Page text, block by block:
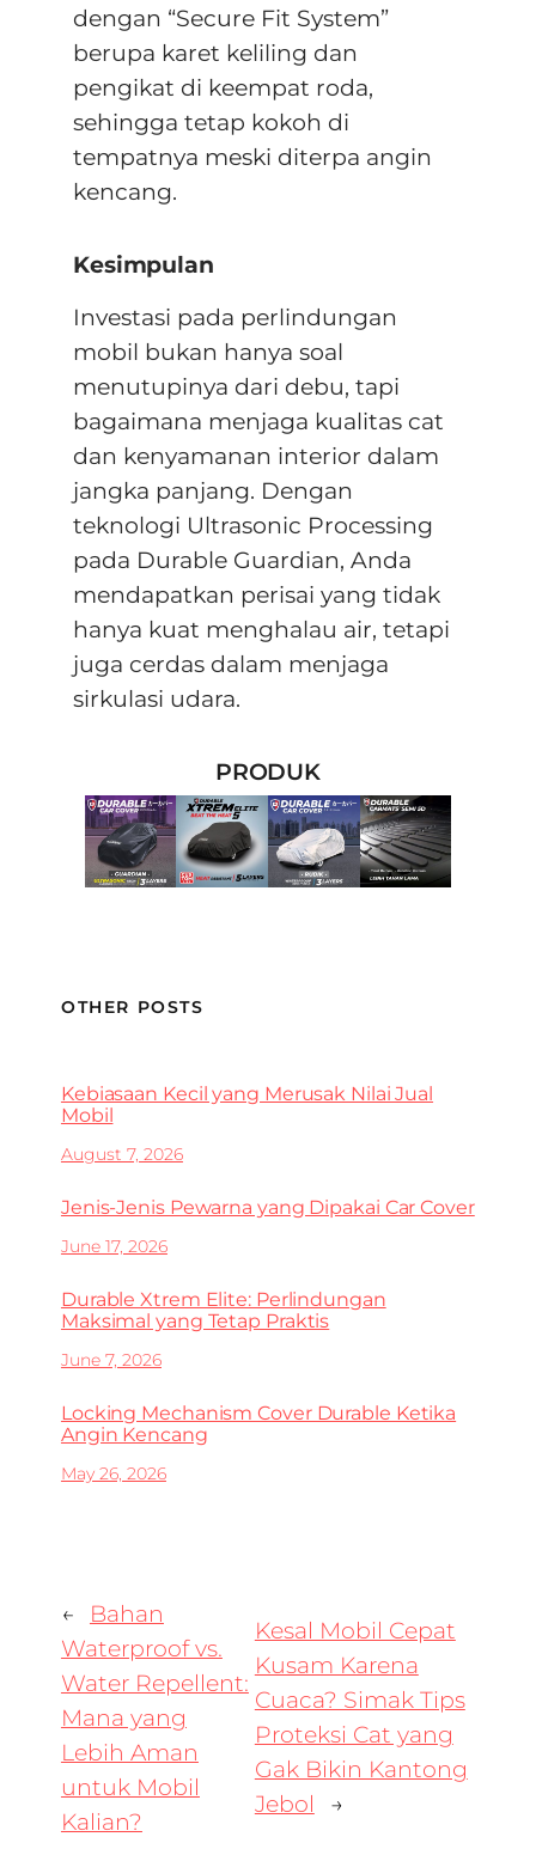
dengan “Secure Fit System”
berupa karet keliling dan
pengikat di keempat roda,
sehingga tetap kokoh di
tempatnya meski diterpa angin
kencang.
Kesimpulan
Investasi pada perlindungan
mobil bukan hanya soal
menutupinya dari debu, tapi
bagaimana menjaga kualitas cat
dan kenyamanan interior dalam
jangka panjang. Dengan
teknologi Ultrasonic Processing
pada Durable Guardian, Anda
mendapatkan perisai yang tidak
hanya kuat menghalau air, tetapi
juga cerdas dalam menjaga
sirkulasi udara.
PRODUK
OTHER POSTS
Kebiasaan Kecil yang Merusak Nilai Jual
Mobil
August 7, 2026
Jenis-Jenis Pewarna yang Dipakai Car Cover
June 17, 2026
Durable Xtrem Elite: Perlindungan
Maksimal yang Tetap Praktis
June 7, 2026
Locking Mechanism Cover Durable Ketika
Angin Kencang
May 26, 2026
←
Bahan
Waterproof vs.
Water Repellent:
Mana yang
Lebih Aman
untuk Mobil
Kalian?
Kesal Mobil Cepat
Kusam Karena
Cuaca? Simak Tips
Proteksi Cat yang
Gak Bikin Kantong
Jebol
→